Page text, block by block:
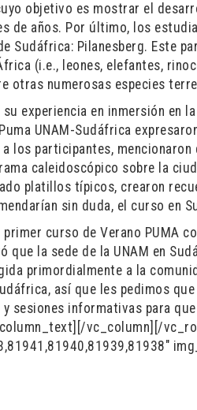
objetivo es mostrar el
de años. Por último, los
Sudáfrica: Pilanesberg. Este
(i.e., leones, elefantes,
otras numerosas especies
su experiencia en inmersión en
UNAM-Sudáfrica
los participantes,
caleidoscópico sobre la
platillos típicos, crearon
sin duda, el curso en
curso de Verano PUMA
que la sede de la UNAM en
primordialmente a la
así que les pedimos
y sesiones informativas para
vc_column][/